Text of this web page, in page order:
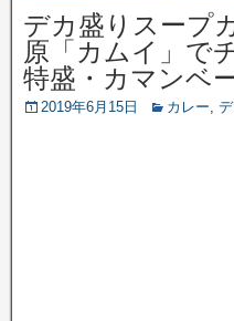
デカ盛りスープ
原「カムイ」で
特盛・カマンベ
2019年6月15日 カレー,